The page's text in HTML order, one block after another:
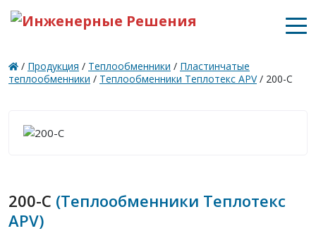
/ Продукция / Теплообменники / Пластинчатые
теплообменники / Теплообменники Теплотекс APV/ 200-C
200-C (Теплообменники Теплотекс
APV)